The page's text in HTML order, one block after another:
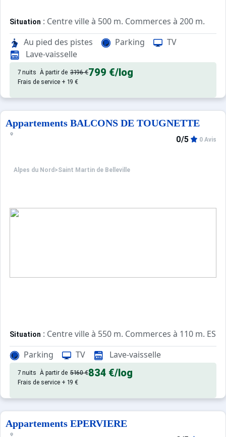
Situation : Centre ville à 500 m. Commerces à 200 m.
Appartement de particulier : Appartements confortables et
Au pied des pistes Parking
TV
Lave-vaisselle
7 nuits À partir de 3196 €799 €/log
Frais de service + 19 €
Appartements BALCONS DE TOUGNETTE
Alpes du Nord >Saint Martin de Belleville
0/5 0 Avis
Situation : Centre ville à 550 m. Commerces à 110 m. ESF
Appartement de particulier : Appartements confortables
Parking TV Lave-vaisselle
7 nuits À partir de 5160 €834 €/log
Frais de service + 19 €
Appartements EPERVIERE